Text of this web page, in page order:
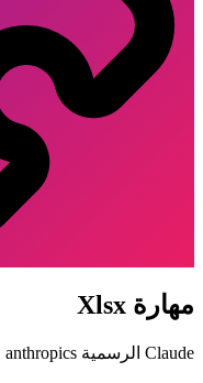
مهارة Xlsx
Claude الرسمية anthropics